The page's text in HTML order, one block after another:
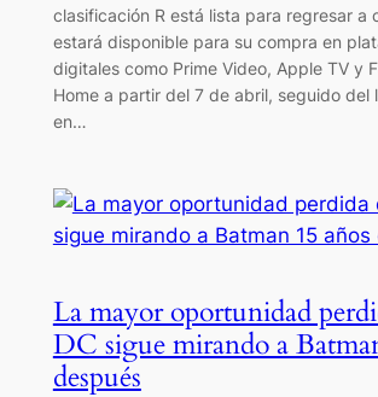
clasificación R está lista para regresar a
estará disponible para su compra en
digitales como Prime Video, Apple TV y
Home a partir del 7 de abril, seguido del
en…
La mayor oportunidad
DC sigue mirando a
después